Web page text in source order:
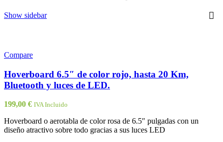
Show sidebar
Compare
Hoverboard 6.5″ de color rojo, hasta 20 Km,
Bluetooth y luces de LED.
199,00 € IVA Incluido
Hoverboard o aerotabla de color rosa de 6.5″ pulgadas con un
diseño atractivo sobre todo gracias a sus luces LED